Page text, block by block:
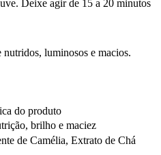
Deixe agir de 15 a 20 minutos
luminosos e macios.
do produto
brilho e maciez
de Camélia, Extrato de Chá